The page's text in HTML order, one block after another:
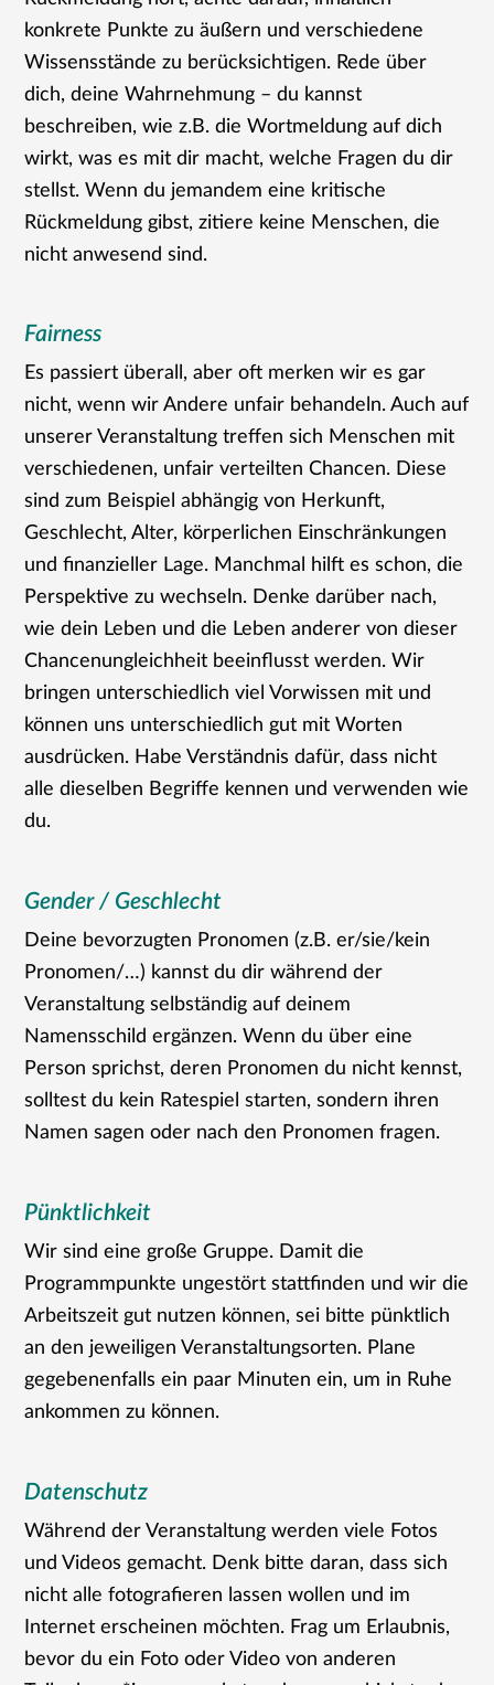
konkrete Punkte zu äußern und verschiedene
Wissensstände zu berücksichtigen. Rede über
dich, deine Wahrnehmung – du kannst
beschreiben, wie z.B. die Wortmeldung auf dich
wirkt, was es mit dir macht, welche Fragen du dir
stellst. Wenn du jemandem eine kritische
Rückmeldung gibst, zitiere keine Menschen, die
nicht anwesend sind.
Fairness
Es passiert überall, aber oft merken wir es gar
nicht, wenn wir Andere unfair behandeln. Auch auf
unserer Veranstaltung treffen sich Menschen mit
verschiedenen, unfair verteilten Chancen. Diese
sind zum Beispiel abhängig von Herkunft,
Geschlecht, Alter, körperlichen Einschränkungen
und finanzieller Lage. Manchmal hilft es schon, die
Perspektive zu wechseln. Denke darüber nach,
wie dein Leben und die Leben anderer von dieser
Chancenungleichheit beeinflusst werden. Wir
bringen unterschiedlich viel Vorwissen mit und
können uns unterschiedlich gut mit Worten
ausdrücken. Habe Verständnis dafür, dass nicht
alle dieselben Begriffe kennen und verwenden wie
du.
Gender / Geschlecht
Deine bevorzugten Pronomen (z.B. er/sie/kein
Pronomen/…) kannst du dir während der
Veranstaltung selbständig auf deinem
Namensschild ergänzen. Wenn du über eine
Person sprichst, deren Pronomen du nicht kennst,
solltest du kein Ratespiel starten, sondern ihren
Namen sagen oder nach den Pronomen fragen.
Pünktlichkeit
Wir sind eine große Gruppe. Damit die
Programmpunkte ungestört stattfinden und wir die
Arbeitszeit gut nutzen können, sei bitte pünktlich
an den jeweiligen Veranstaltungsorten. Plane
gegebenenfalls ein paar Minuten ein, um in Ruhe
ankommen zu können.
Datenschutz
Während der Veranstaltung werden viele Fotos
und Videos gemacht. Denk bitte daran, dass sich
nicht alle fotografieren lassen wollen und im
Internet erscheinen möchten. Frag um Erlaubnis,
bevor du ein Foto oder Video von anderen